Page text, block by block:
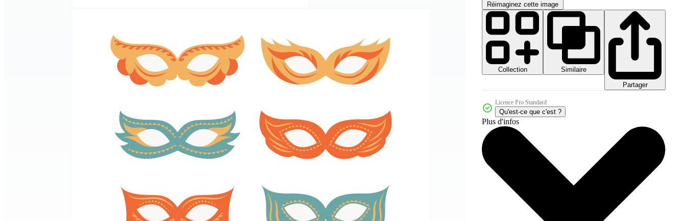
Réimaginez cette image
Collection
Similaire
Partager
Licence Pro Standard
Qu'est-ce que c'est ?
Plus d'infos